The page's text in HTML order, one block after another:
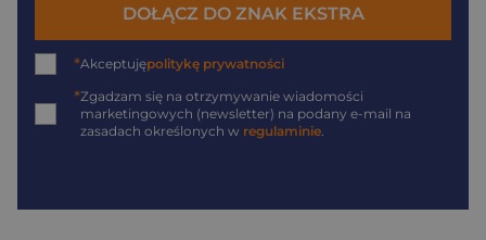
DOŁĄCZ DO ZNAK EKSTRA
*Akceptujępolitykę prywatności
*Zgadzam się na otrzymywanie wiadomości
marketingowych (newsletter) na podany e-mail na
zasadach określonych w regulaminie.